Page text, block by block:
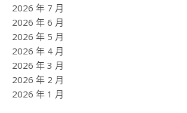
2026 年 7 月
2026 年 6 月
2026 年 5 月
2026 年 4 月
2026 年 3 月
2026 年 2 月
2026 年 1 月